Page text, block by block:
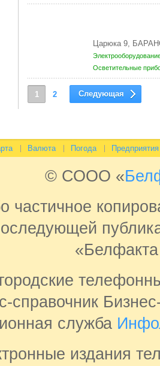
Царюка 9,
Осветительные
1 2 Следующая
Валюта Погода Предприятия
© СООО «
частичное
справочник
служба
издания